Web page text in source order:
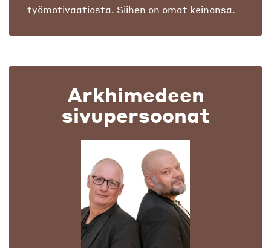
työmotivaatiosta. Siihen on omat keinonsa.
Arkhimedeen
sivupersoonat